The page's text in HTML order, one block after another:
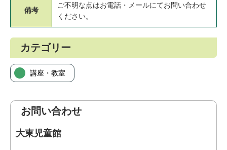
備考
ご不明な点はお電話・メールにてお問い合わせ
ください。
カテゴリー
講座・教室
お問い合わせ
大東児童館